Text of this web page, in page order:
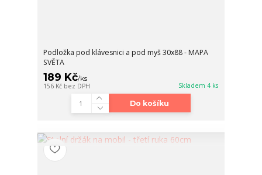
Podložka pod klávesnici a pod myš 30x88 - MAPA
SVĚTA
189 Kč/ks
156 Kč bez DPH Skladem 4 ks
Do košíku